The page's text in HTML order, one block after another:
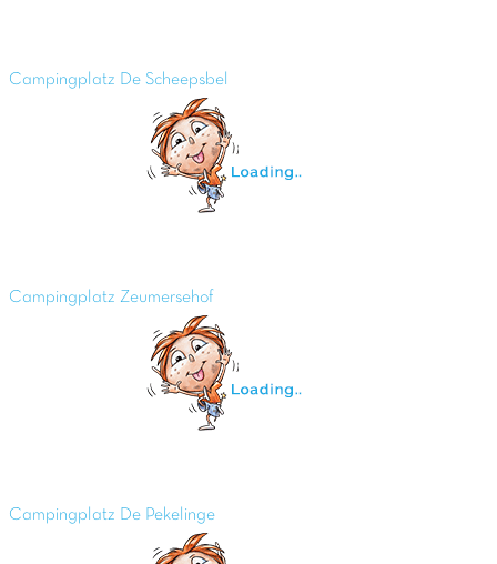
Campingplatz De Scheepsbel
Campingplatz Zeumersehof
Campingplatz De Pekelinge